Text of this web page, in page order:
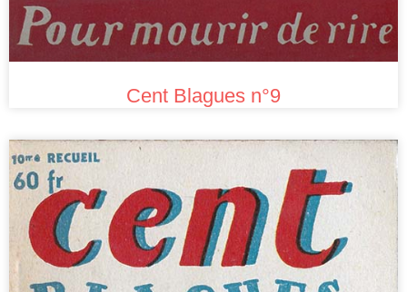
Cent Blagues n°9